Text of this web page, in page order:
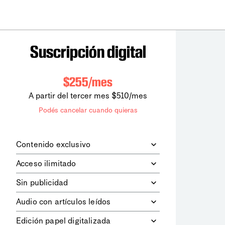
Suscripción digital
$255/mes
A partir del tercer mes $510/mes
Podés cancelar cuando quieras
Contenido exclusivo
digitales dela diaria
los contenidos de Le Monde
diplomatique.
Acceso ilimitado
contenidos.
Sin publicidad
publicitarios.
Audio con artículos leídos
Edición papel digitalizada